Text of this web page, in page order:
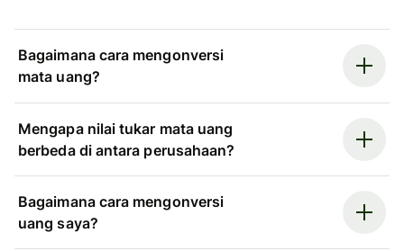
Bagaimana cara mengonversi
mata uang?
Mengapa nilai tukar mata uang
berbeda di antara perusahaan?
Bagaimana cara mengonversi
uang saya?